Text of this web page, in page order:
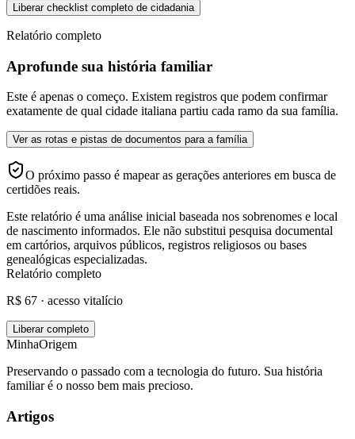
Liberar checklist completo de cidadania
Relatório completo
Aprofunde sua história familiar
Este é apenas o começo. Existem registros que podem confirmar
exatamente de qual cidade italiana partiu cada ramo da sua família.
Ver as rotas e pistas de documentos para a família
O próximo passo é mapear as gerações anteriores em busca de
certidões reais.
Este relatório é uma análise inicial baseada nos sobrenomes e local
de nascimento informados. Ele não substitui pesquisa documental
em cartórios, arquivos públicos, registros religiosos ou bases
genealógicas especializadas.
Relatório completo
R$ 67 · acesso vitalício
Liberar completo
MinhaOrigem
Preservando o passado com a tecnologia do futuro. Sua história
familiar é o nosso bem mais precioso.
Artigos